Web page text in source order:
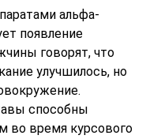
альфа-
появление
говорят, что
улучшилось, но
способны
во время курсового